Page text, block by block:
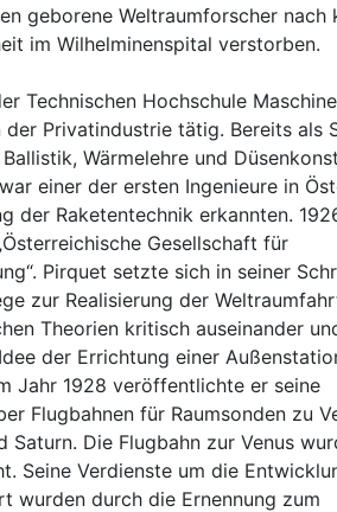
geborene Weltraumforscher nach
im Wilhelminenspital verstorben.
Technischen Hochschule
Privatindustrie tätig. Bereits als
Wärmelehre und
einer der ersten Ingenieure in
der Raketentechnik erkannten.
Österreichische Gesellschaft für
. Pirquet setzte sich in seiner
zur Realisierung der
Theorien kritisch auseinander
der Errichtung einer
Jahr 1928 veröffentlichte er seine
Flugbahnen für Raumsonden zu
Saturn. Die Flugbahn zur Venus
Seine Verdienste um die
wurden durch die Ernennung zum